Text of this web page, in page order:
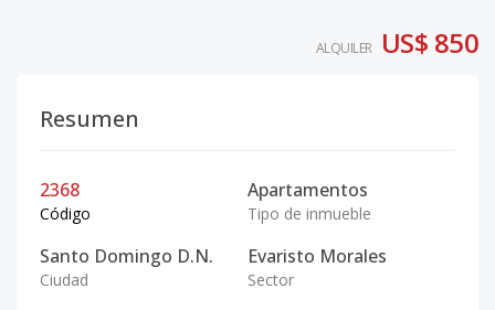
ALQUILER US$ 850
Resumen
2368
Código
Apartamentos
Tipo de inmueble
Santo Domingo D.N.
Ciudad
Evaristo Morales
Sector